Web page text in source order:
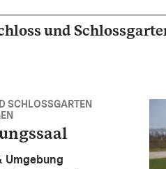
und
SCHLOSSGARTEN
Umgebung